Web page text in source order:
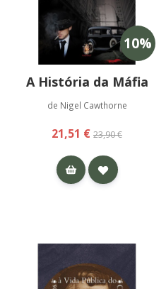
10%
A História da Máfia
de Nigel Cawthorne
21,51 € 23,90 €